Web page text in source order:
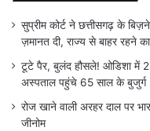
सुप्रीम कोर्ट ने छत्तीसगढ़ के
ज़मानत दी, राज्य से बाहर रहने का
टूटे पैर, बुलंद हौसले! ओडिशा में
अस्पताल पहुंचे 65 साल के बुजुर्ग
रोज खाने वाली अरहर दाल पर
जीनोम